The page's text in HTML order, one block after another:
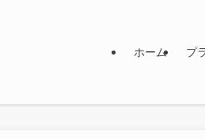
ホーム プ